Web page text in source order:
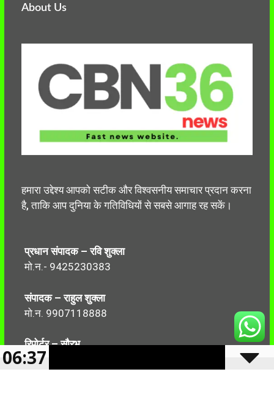
About Us
हमारा उद्देश्य आपको सटीक और विश्वसनीय समाचार प्रदान करना
है, ताकि आप दुनिया के गतिविधियों से सबसे आगाह रह सकें।
प्रधान संपादक – रवि शुक्ला
मो.न.- 9425230383
संपादक – राहुल शुक्ला
मो.न. 9907118888
रिपोर्टर – सौरभ
मो.न.-7499999906
06:37